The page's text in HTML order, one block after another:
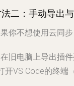
二：手动导出
你不想使用云同
旧电脑上导出插件
开VS Code的终端